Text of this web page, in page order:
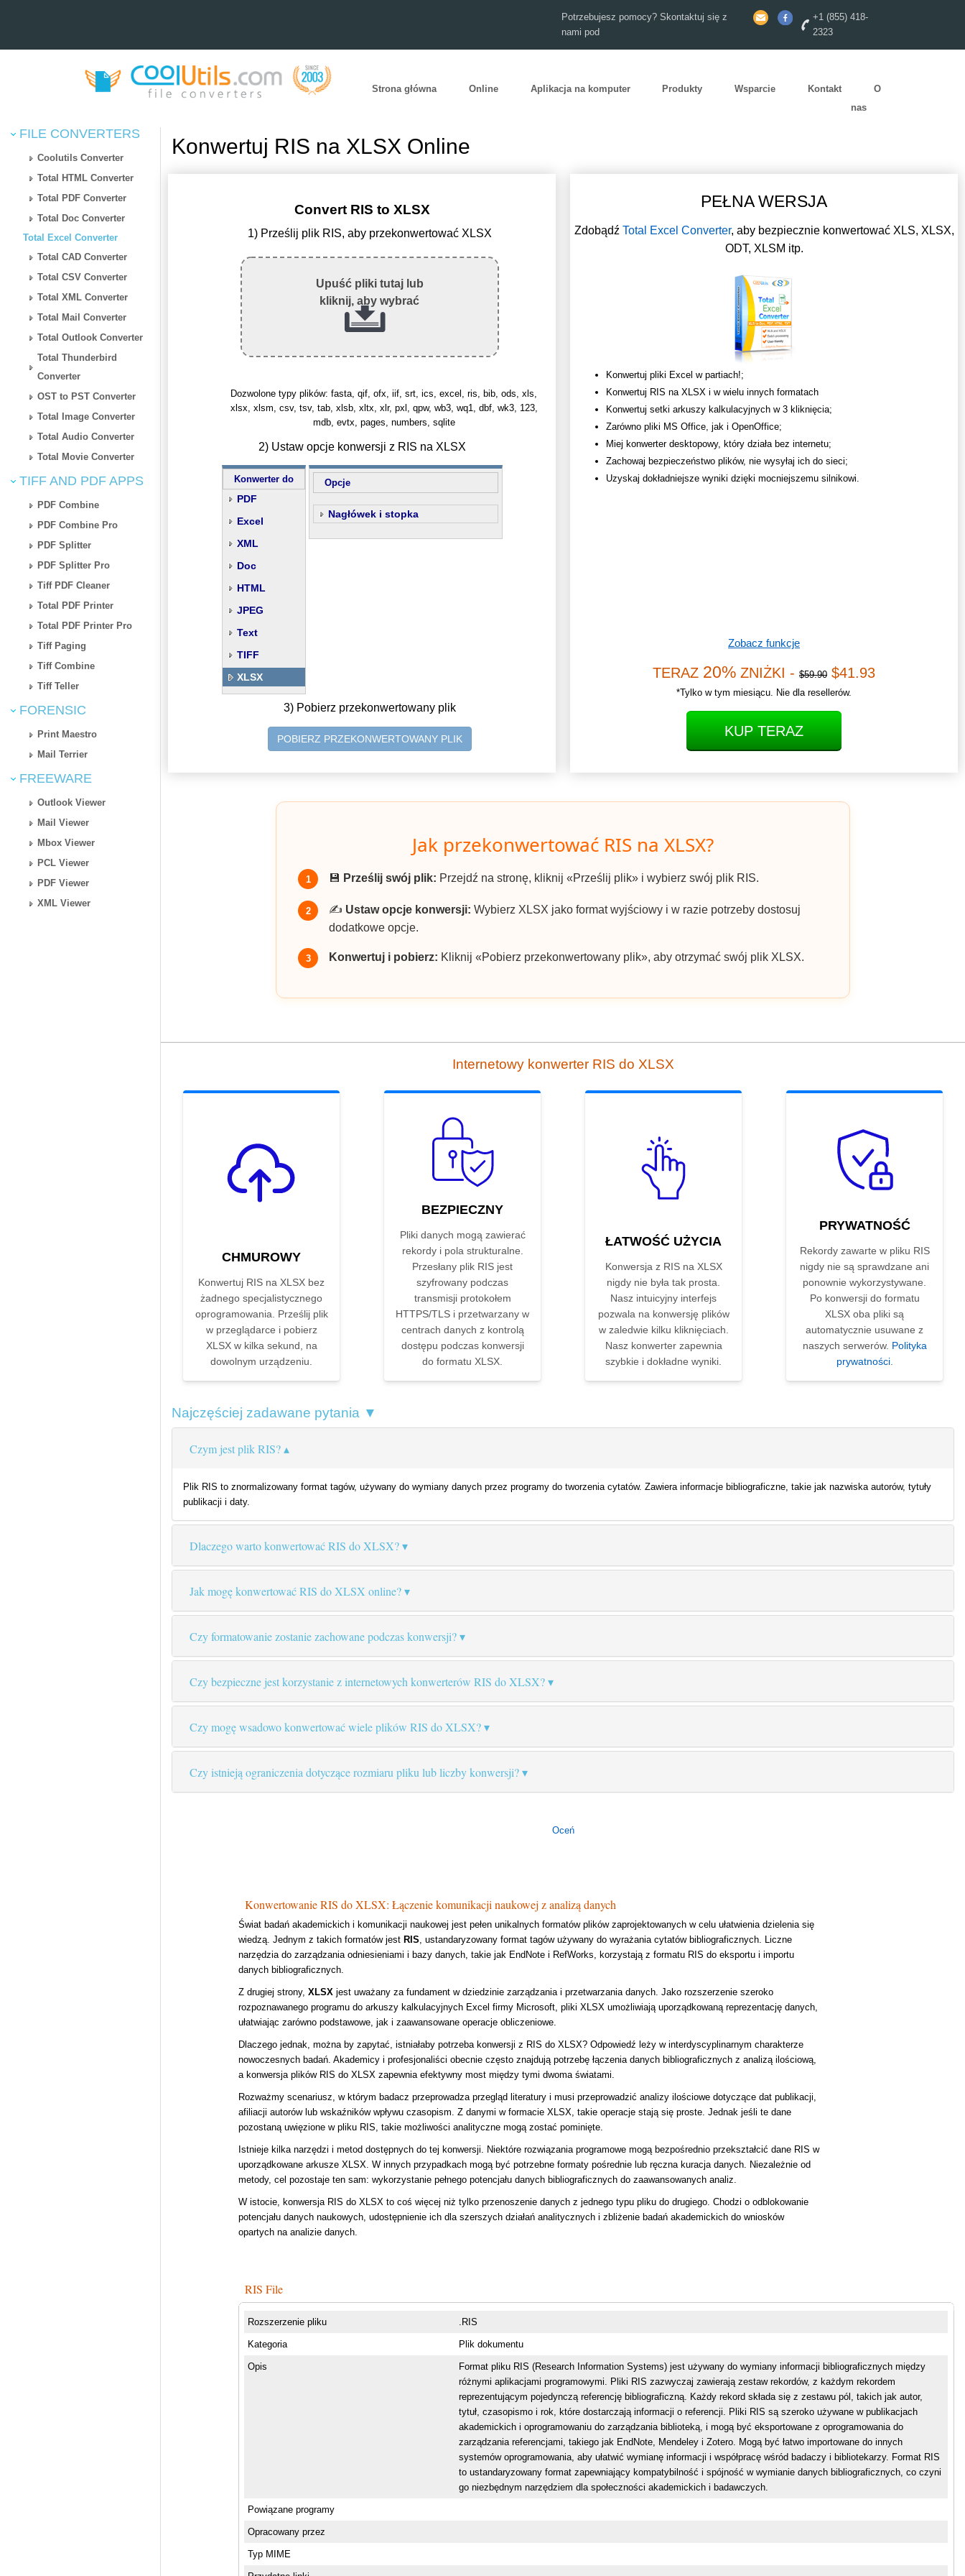
Potrzebujesz pomocy? Skontaktuj się z
nami pod
+1 (855) 418-
2323
Strona główna Online Aplikacja na komputer Produkty Wsparcie Kontakt
O
nas
FILE CONVERTERS
Coolutils Converter
Total HTML Converter
Total PDF Converter
Total Doc Converter
Total Excel Converter
Total CAD Converter
Total CSV Converter
Total XML Converter
Total Mail Converter
Total Outlook Converter
Total Thunderbird
Converter
OST to PST Converter
Total Image Converter
Total Audio Converter
Total Movie Converter
TIFF AND PDF APPS
PDF Combine
PDF Combine Pro
PDF Splitter
PDF Splitter Pro
Tiff PDF Cleaner
Total PDF Printer
Total PDF Printer Pro
Tiff Paging
Tiff Combine
Tiff Teller
FORENSIC
Print Maestro
Mail Terrier
FREEWARE
Outlook Viewer
Mail Viewer
Mbox Viewer
PCL Viewer
PDF Viewer
XML Viewer
Konwertuj RIS na XLSX Online
Convert RIS to XLSX
1) Prześlij plik RIS, aby przekonwertować XLSX
Upuść pliki tutaj lub
kliknij, aby wybrać
Dozwolone typy plików: fasta, qif, ofx, iif, srt, ics, excel, ris, bib, ods, xls,
xlsx, xlsm, csv, tsv, tab, xlsb, xltx, xlr, pxl, qpw, wb3, wq1, dbf, wk3, 123,
mdb, evtx, pages, numbers, sqlite
2) Ustaw opcje konwersji z RIS na XLSX
Konwerter do
PDF
Excel
XML
Doc
HTML
JPEG
Text
TIFF
XLSX
Opcje
Nagłówek i stopka
3) Pobierz przekonwertowany plik
POBIERZ PRZEKONWERTOWANY PLIK
PEŁNA WERSJA
Zdobądź Total Excel Converter, aby bezpiecznie konwertować XLS, XLSX,
ODT, XLSM itp.
Konwertuj pliki Excel w partiach!;
Konwertuj RIS na XLSX i w wielu innych formatach
Konwertuj setki arkuszy kalkulacyjnych w 3 kliknięcia;
Zarówno pliki MS Office, jak i OpenOffice;
Miej konwerter desktopowy, który działa bez internetu;
Zachowaj bezpieczeństwo plików, nie wysyłaj ich do sieci;
Uzyskaj dokładniejsze wyniki dzięki mocniejszemu silnikowi.
Zobacz funkcje
TERAZ 20% ZNIŻKI - $59.90 $41.93
*Tylko w tym miesiącu. Nie dla resellerów.
KUP TERAZ
Jak przekonwertować RIS na XLSX?
1 💾 Prześlij swój plik: Przejdź na stronę, kliknij «Prześlij plik» i wybierz swój plik RIS.
2 ✍️ Ustaw opcje konwersji: Wybierz XLSX jako format wyjściowy i w razie potrzeby dostosuj
dodatkowe opcje.
3 Konwertuj i pobierz: Kliknij «Pobierz przekonwertowany plik», aby otrzymać swój plik XLSX.
Internetowy konwerter RIS do XLSX
CHMUROWY
Konwertuj RIS na XLSX bez
żadnego specjalistycznego
oprogramowania. Prześlij plik
w przeglądarce i pobierz
XLSX w kilka sekund, na
dowolnym urządzeniu.
BEZPIECZNY
Pliki danych mogą zawierać
rekordy i pola strukturalne.
Przesłany plik RIS jest
szyfrowany podczas
transmisji protokołem
HTTPS/TLS i przetwarzany w
centrach danych z kontrolą
dostępu podczas konwersji
do formatu XLSX.
ŁATWOŚĆ UŻYCIA
Konwersja z RIS na XLSX
nigdy nie była tak prosta.
Nasz intuicyjny interfejs
pozwala na konwersję plików
w zaledwie kilku kliknięciach.
Nasz konwerter zapewnia
szybkie i dokładne wyniki.
PRYWATNOŚĆ
Rekordy zawarte w pliku RIS
nigdy nie są sprawdzane ani
ponownie wykorzystywane.
Po konwersji do formatu
XLSX oba pliki są
automatycznie usuwane z
naszych serwerów. Polityka
prywatności.
Najczęściej zadawane pytania ▼
Czym jest plik RIS?
Plik RIS to znormalizowany format tagów, używany do wymiany danych przez programy do tworzenia cytatów. Zawiera informacje bibliograficzne, takie jak nazwiska autorów, tytuły
publikacji i daty.
Dlaczego warto konwertować RIS do XLSX?
Jak mogę konwertować RIS do XLSX online?
Czy formatowanie zostanie zachowane podczas konwersji?
Czy bezpieczne jest korzystanie z internetowych konwerterów RIS do XLSX?
Czy mogę wsadowo konwertować wiele plików RIS do XLSX?
Czy istnieją ograniczenia dotyczące rozmiaru pliku lub liczby konwersji?
Oceń
Konwertowanie RIS do XLSX: Łączenie komunikacji naukowej z analizą danych
Świat badań akademickich i komunikacji naukowej jest pełen unikalnych formatów plików zaprojektowanych w celu ułatwienia dzielenia się
wiedzą. Jednym z takich formatów jest RIS , ustandaryzowany format tagów używany do wyrażania cytatów bibliograficznych. Liczne
narzędzia do zarządzania odniesieniami i bazy danych, takie jak EndNote i RefWorks, korzystają z formatu RIS do eksportu i importu
danych bibliograficznych.
Z drugiej strony,XLSX jest uważany za fundament w dziedzinie zarządzania i przetwarzania danych. Jako rozszerzenie szeroko
rozpoznawanego programu do arkuszy kalkulacyjnych Excel firmy Microsoft, pliki XLSX umożliwiają uporządkowaną reprezentację danych,
ułatwiając zarówno podstawowe, jak i zaawansowane operacje obliczeniowe.
Dlaczego jednak, można by zapytać, istniałaby potrzeba konwersji z RIS do XLSX? Odpowiedź leży w interdyscyplinarnym charakterze
nowoczesnych badań. Akademicy i profesjonaliści obecnie często znajdują potrzebę łączenia danych bibliograficznych z analizą ilościową,
a konwersja plików RIS do XLSX zapewnia efektywny most między tymi dwoma światami.
Rozważmy scenariusz, w którym badacz przeprowadza przegląd literatury i musi przeprowadzić analizy ilościowe dotyczące dat publikacji,
afiliacji autorów lub wskaźników wpływu czasopism. Z danymi w formacie XLSX, takie operacje stają się proste. Jednak jeśli te dane
pozostaną uwięzione w pliku RIS, takie możliwości analityczne mogą zostać pominięte.
Istnieje kilka narzędzi i metod dostępnych do tej konwersji. Niektóre rozwiązania programowe mogą bezpośrednio przekształcić dane RIS w
uporządkowane arkusze XLSX. W innych przypadkach mogą być potrzebne formaty pośrednie lub ręczna kuracja danych. Niezależnie od
metody, cel pozostaje ten sam: wykorzystanie pełnego potencjału danych bibliograficznych do zaawansowanych analiz.
W istocie, konwersja RIS do XLSX to coś więcej niż tylko przenoszenie danych z jednego typu pliku do drugiego. Chodzi o odblokowanie
potencjału danych naukowych, udostępnienie ich dla szerszych działań analitycznych i zbliżenie badań akademickich do wniosków
opartych na analizie danych.
RIS File
Rozszerzenie pliku .RIS
Kategoria Plik dokumentu
Opis
Format pliku RIS (Research Information Systems) jest używany do wymiany informacji bibliograficznych między
różnymi aplikacjami programowymi. Pliki RIS zazwyczaj zawierają zestaw rekordów, z każdym rekordem
reprezentującym pojedynczą referencję bibliograficzną. Każdy rekord składa się z zestawu pól, takich jak autor,
tytuł, czasopismo i rok, które dostarczają informacji o referencji. Pliki RIS są szeroko używane w publikacjach
akademickich i oprogramowaniu do zarządzania biblioteką, i mogą być eksportowane z oprogramowania do
zarządzania referencjami, takiego jak EndNote, Mendeley i Zotero. Mogą być łatwo importowane do innych
systemów oprogramowania, aby ułatwić wymianę informacji i współpracę wśród badaczy i bibliotekarzy. Format RIS
to ustandaryzowany format zapewniający kompatybilność i spójność w wymianie danych bibliograficznych, co czyni
go niezbędnym narzędziem dla społeczności akademickich i badawczych.
Powiązane programy
Opracowany przez
Typ MIME